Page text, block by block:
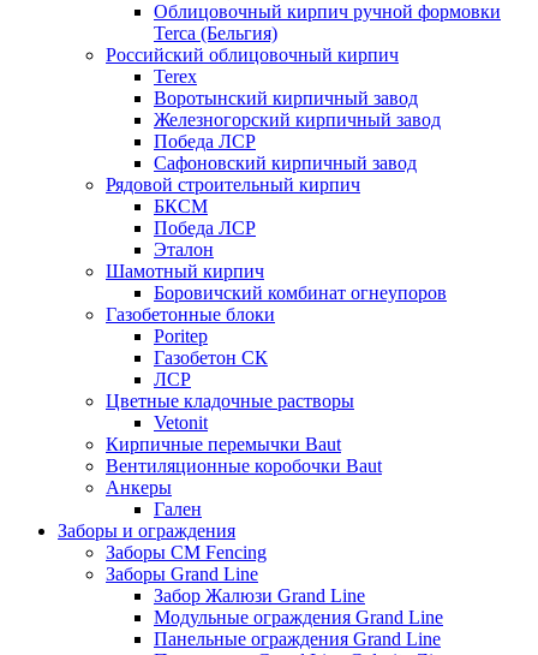
Облицовочный кирпич ручной формовки
Terca (Бельгия)
Российский облицовочный кирпич
Terex
Воротынский кирпичный завод
Железногорский кирпичный завод
Победа ЛСР
Сафоновский кирпичный завод
Рядовой строительный кирпич
БКСМ
Победа ЛСР
Эталон
Шамотный кирпич
Боровичский комбинат огнеупоров
Газобетонные блоки
Poritep
Газобетон СК
ЛСР
Цветные кладочные растворы
Vetonit
Кирпичные перемычки Baut
Вентиляционные коробочки Baut
Анкеры
Гален
Заборы и ограждения
Заборы CM Fencing
Заборы Grand Line
Забор Жалюзи Grand Line
Модульные ограждения Grand Line
Панельные ограждения Grand Line